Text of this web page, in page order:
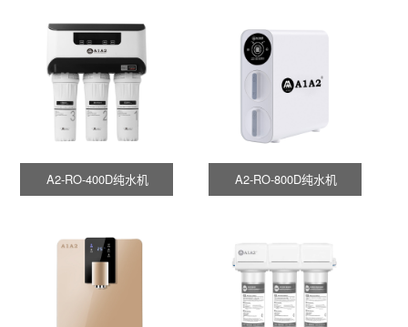
A2-RO-400D纯水机 A2-RO-800D纯水机